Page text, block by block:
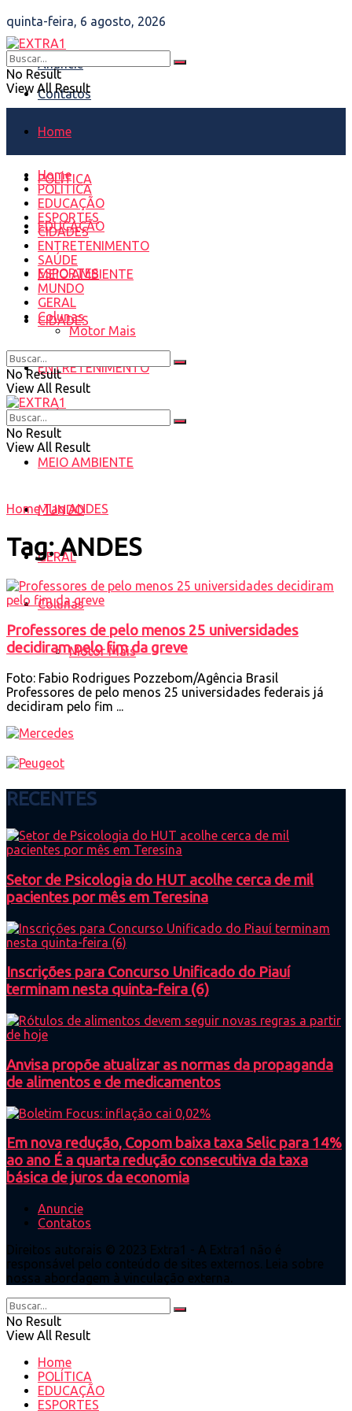
quinta-feira, 6 agosto, 2026
Anuncie
Contatos
No Result
View All Result
Home
POLÍTICA
EDUCAÇÃO
ESPORTES
CIDADES
ENTRETENIMENTO
SAÚDE
MEIO AMBIENTE
MUNDO
GERAL
Colunas
Motor Mais
Home
POLÍTICA
EDUCAÇÃO
ESPORTES
CIDADES
ENTRETENIMENTO
SAÚDE
MEIO AMBIENTE
MUNDO
GERAL
Colunas
Motor Mais
No Result
View All Result
No Result
View All Result
Home Tag ANDES
Tag:ANDES
Professores de pelo menos 25 universidades
decidiram pelo fim da greve
Foto: Fabio Rodrigues Pozzebom/Agência Brasil
Professores de pelo menos 25 universidades federais já
decidiram pelo fim ...
RECENTES
Setor de Psicologia do HUT acolhe cerca de mil
pacientes por mês em Teresina
Inscrições para Concurso Unificado do Piauí
terminam nesta quinta-feira (6)
Anvisa propõe atualizar as normas da propaganda
de alimentos e de medicamentos
Em nova redução, Copom baixa taxa Selic para 14%
ao ano É a quarta redução consecutiva da taxa
básica de juros da economia
Anuncie
Contatos
Direitos autorais © 2023 Extra1 - A Extra1 não é
responsável pelo conteúdo de sites externos. Leia sobre
nossa abordagem à vinculação externa.
No Result
View All Result
Home
POLÍTICA
EDUCAÇÃO
ESPORTES